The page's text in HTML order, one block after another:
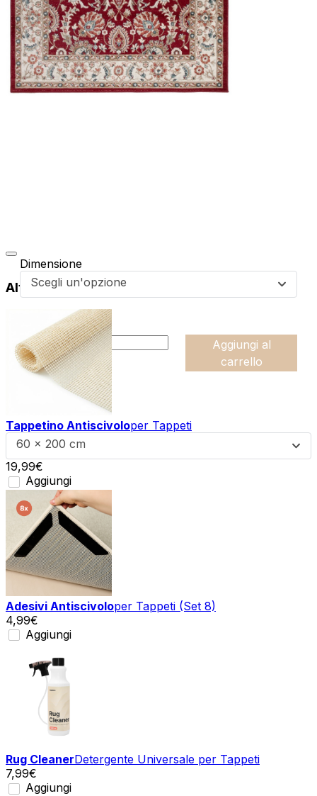
Dimensione
Scegli un'opzione
39,99€
:product_name quantity
-
+
Aggiungi al
carrello
Altri prodotti di questa collezione
Tappetino Antiscivoloper Tappeti
60 x 200 cm
19,99€
Aggiungi
Adesivi Antiscivoloper Tappeti (Set 8)
4,99€
Aggiungi
Rug CleanerDetergente Universale per Tappeti
7,99€
Aggiungi